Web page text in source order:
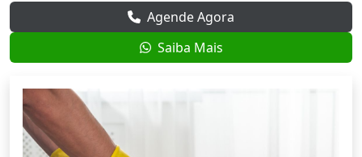
Agende Agora
Saiba Mais